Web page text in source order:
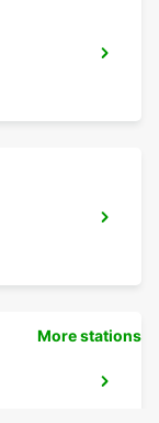
More stations